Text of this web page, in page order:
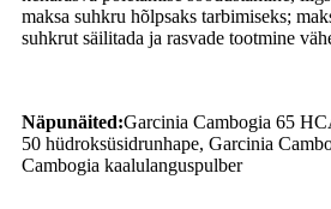
maksa suhkru hõlpsaks tarbimiseks;
suhkrut säilitada ja rasvade tootmine
Näpunäited:Garcinia Cambogia 65
50 hüdroksüsidrunhape, Garcinia
Cambogia kaalulanguspulber